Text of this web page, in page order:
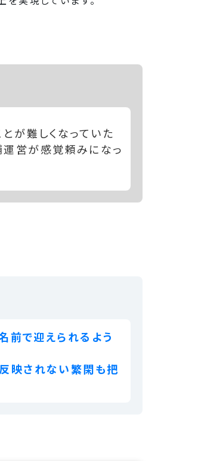
が難しくなっていた
運営が感覚頼みになっ
前で迎えられるよう
映されない繁閑も把